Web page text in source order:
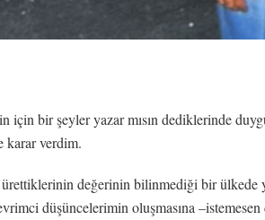
için bir şeyler yazar mısın dediklerinde
karar verdim.
değerinin bilinmediği bir ülkede
düşüncelerimin oluşmasına